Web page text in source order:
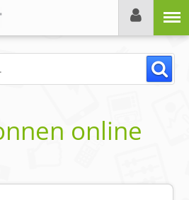
online